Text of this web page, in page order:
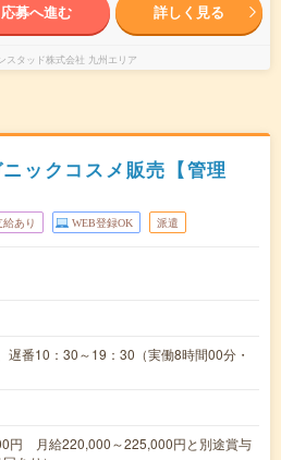
応募へ進む 詳しく見る
スタッド株式会社 九州エリア
ックコスメ販売【管理
あり WEB登録OK 派遣
遅番10：30～19：30（実働8時間00分・
円 月給220,000～225,000円と別途賞与